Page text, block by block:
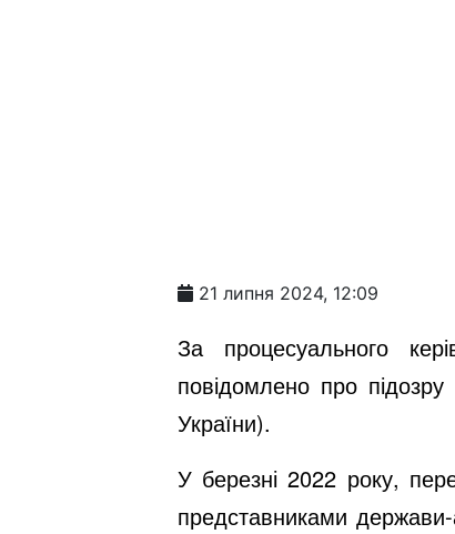
21 липня 2024, 12:09
За процесуального
повідомлено про
України).
У березні 2022 року,
представниками